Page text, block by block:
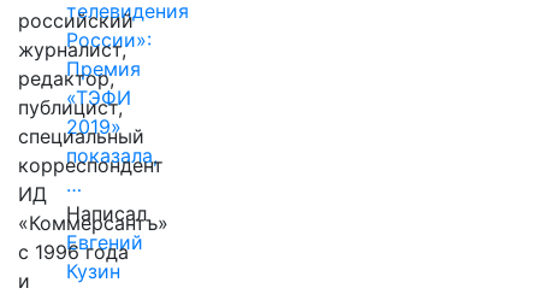
телевидения
России»:
Премия
«ТЭФИ
2019»
показала,
…
Написал
Евгений
Кузин
российский
журналист,
редактор,
публицист,
специальный
корреспондент
ИД
«Коммерсантъ»
с 1996 года
и